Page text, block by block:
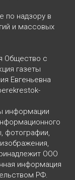
по надзору в
и массовых
Общество с
газеты
Евгеньевна
информации
фотографии,
ООО
информация
РФ.